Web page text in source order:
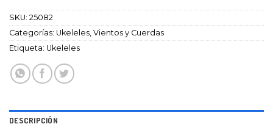
SKU: 25082
Categorías: Ukeleles Vientos y Cuerdas
Etiqueta: Ukeleles
DESCRIPCIÓN